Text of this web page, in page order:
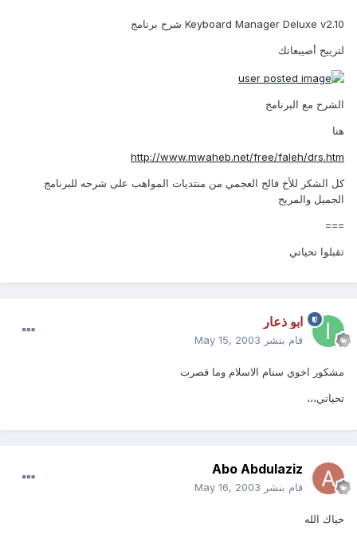
Keyboard Manager Deluxe v2.10 شرح برنامج
لترييح أصيبعاتك
الشرح مع البرنامج
هنا
http://www.mwaheb.net/free/faleh/drs.htm
كل الشكر للأخ فالح العجمي من منتديات المواهب على شرحه للبرنامج
الجميل والمريح
===
تقبلوا تحياتي
ابو ذعار
قام بنشر May 15, 2003
مشكور اخوي سنام الاسلام وما قصرت
تحياتي،،،
Abo Abdulaziz
قام بنشر May 16, 2003
حياك الله